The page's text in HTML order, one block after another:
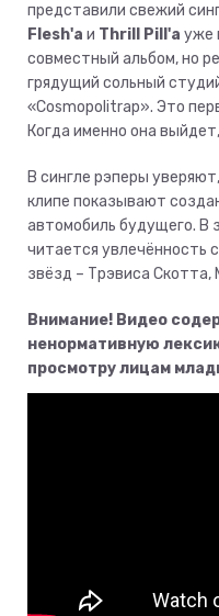
представили свежий
Flesh'a и Thrill Pill'a уже
совместный альбом, но
грядущий сольный
«Cosmopolitrap». Это
Когда именно она
В сингле рэперы
клипе показывают
автомобиль будущего. В
читается увлечённость
звёзд – Трэвиса Скотта,
Внимание! Видео
ненормативную
просмотру лицам